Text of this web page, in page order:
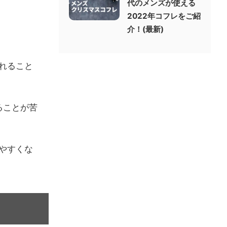
ること
ことが苦
すくな
代のメンズが使える
2022年コフレをご紹
介！(最新)